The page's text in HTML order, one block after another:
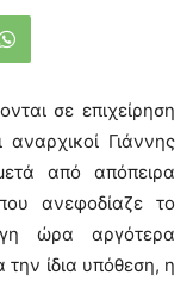
σε επιχείρηση
αναρχικοί Γιάννης
από απόπειρα
ανεφοδίαζε το
ώρα αργότερα
την ίδια υπόθεση, η